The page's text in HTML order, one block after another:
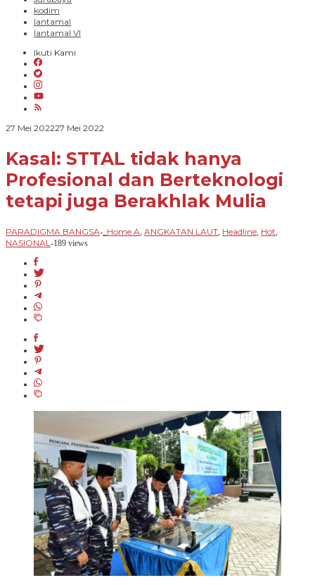
kodim
lantamal
lantamal VI
Ikuti Kami
27 Mei 202227 Mei 2022
Kasal: STTAL tidak hanya
Profesional dan Berteknologi
tetapi juga Berakhlak Mulia
PARADIGMA BANGSA- _Home A, ANGKATAN LAUT, Headline, Hot,
NASIONAL -189 views